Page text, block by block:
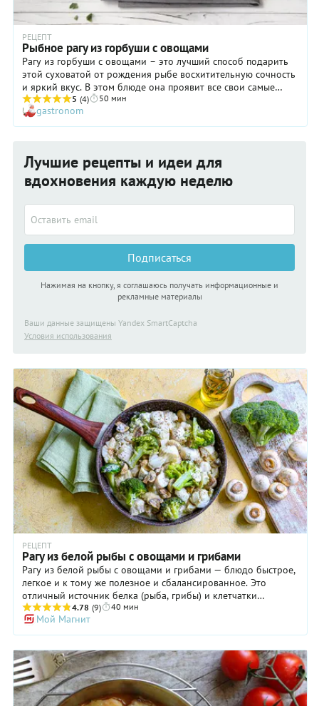
РЕЦЕПТ
Рыбное рагу из горбуши с овощами
Рагу из горбуши с овощами – это лучший способ подарить
этой суховатой от рождения рыбе восхитительную сочность
и яркий вкус. В этом блюде она проявит все свои самые
лучшие качества и получится очень нежной. Приятный бонус
рачительным хозяйкам – эта рыба дешевле семги, но по
вкусу рагу не уступает тому, как если бы вы готовили его с
которая очень похожа на нее по своим вкусовым и ценным
качествам.
5 (4) 50 мин
gastronom
Лучшие рецепты и идеи для
вдохновения каждую неделю
Подписаться
Нажимая на кнопку, я соглашаюсь получать информационные и
рекламные материалы
Ваши данные защищены Yandex SmartCaptcha
Условия использования
РЕЦЕПТ
Рагу из белой рыбы с овощами и грибами
Рагу из белой рыбы с овощами и грибами — блюдо быстрое,
легкое и к тому же полезное и сбалансированное. Это
отличный источник белка (рыба, грибы) и клетчатки
(брокколи и лук), а нежирная сметана выступает в рецепте
связующим звеном и добавляет недостающие жиры для
усвоения жирорастворимых витаминов (например,
витаминов А и Е, содержащихся в брокколи). Красивым
финальным штрихом может стать добавление к рагу при
подаче обжаренных и измельченных орехов или семян,
которые станут дополнительным источником
полиненасыщенных жирных кислот.
4.78 (9) 40 мин
Мой Магнит